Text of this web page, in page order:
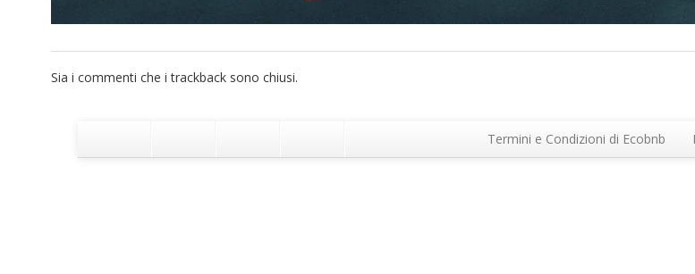
Sia i commenti che i trackback sono chiusi.
Termini e Condizioni di Ecobnb